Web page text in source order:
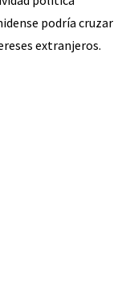
podría cruzar
extranjeros.